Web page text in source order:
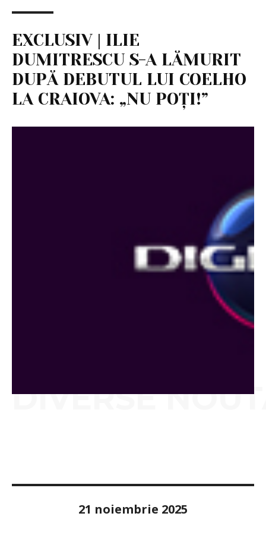
EXCLUSIV | ILIE
DUMITRESCU S-A LĂMURIT
DUPĂ DEBUTUL LUI COELHO
LA CRAIOVA: „NU POȚI!”
DIVERSE
21 noiembrie 2025